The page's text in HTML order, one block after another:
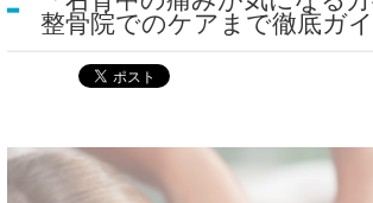
整骨院でのケアまで徹底ガイ